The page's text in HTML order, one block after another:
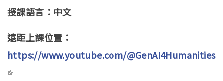
授課語言：中文
遠距上課位置：
https://www.youtube.com/@GenAI4Humanities
(link is external)